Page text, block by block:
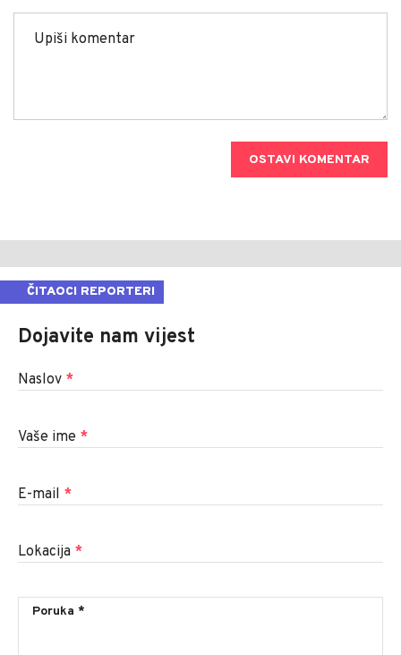
OSTAVI KOMENTAR
ČITAOCI REPORTERI
Dojavite nam vijest
Naslov *
Vaše ime *
E-mail *
Lokacija *